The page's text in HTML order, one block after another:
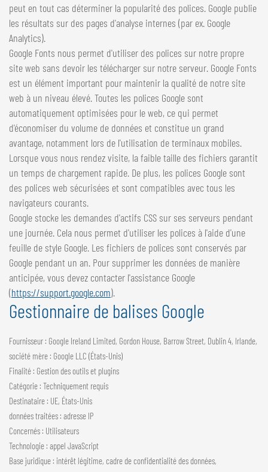
peut en tout cas déterminer la popularité des polices. Google publie
les résultats sur des pages d'analyse internes (par ex. Google
Analytics).
Google Fonts nous permet d'utiliser des polices sur notre propre
site web sans devoir les télécharger sur notre serveur. Google Fonts
est un élément important pour maintenir la qualité de notre site
web à un niveau élevé. Toutes les polices Google sont
automatiquement optimisées pour le web, ce qui permet
d'économiser du volume de données et constitue un grand
avantage, notamment lors de l'utilisation de terminaux mobiles.
Lorsque vous nous rendez visite, la faible taille des fichiers garantit
un temps de chargement rapide. De plus, les polices Google sont
des polices web sécurisées et sont compatibles avec tous les
navigateurs courants.
Google stocke les demandes d'actifs CSS sur ses serveurs pendant
une journée. Cela nous permet d'utiliser les polices à l'aide d'une
feuille de style Google. Les fichiers de polices sont conservés par
Google pendant un an. Pour supprimer les données de manière
anticipée, vous devez contacter l'assistance Google
(https://support.google.com).
Gestionnaire de balises Google
Fournisseur : Google Ireland Limited, Gordon House, Barrow Street, Dublin 4, Irlande,
société mère : Google LLC (États-Unis)
Finalité : Gestion des outils et plugins
Catégorie : Techniquement requis
Destinataire : UE, États-Unis
données traitées : adresse IP
Concernés : Utilisateurs
Technologie : appel JavaScript
Base juridique : intérêt légitime, cadre de confidentialité des données,